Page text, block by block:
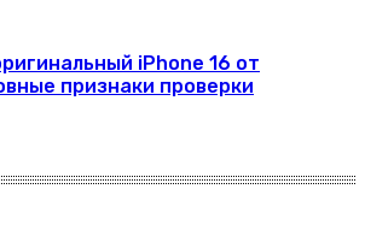
iPhone 16 от
признаки проверки